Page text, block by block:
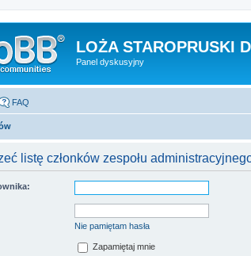
LOŻA STAROPRUSKI
Panel dyskusyjny
FAQ
listę członków zespołu
Nie pamiętam hasła
Zapamiętaj mnie